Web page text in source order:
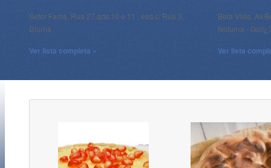
Setor Fama, Rua 27,qds.10 e 11 , esq.c/ Rua 3,
Diurna
Ver lista completa »
Bela Vista,
Noturna -
Ver lista